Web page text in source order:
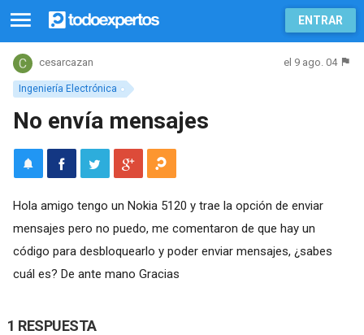
ENTRAR
Ingeniería Electrónica
cesarcazan el 9 ago. 04
No envía mensajes
Hola amigo tengo un Nokia 5120 y trae la opción de enviar
mensajes pero no puedo, me comentaron de que hay un
código para desbloquearlo y poder enviar mensajes, ¿sabes
cuál es? De ante mano Gracias
1 RESPUESTA